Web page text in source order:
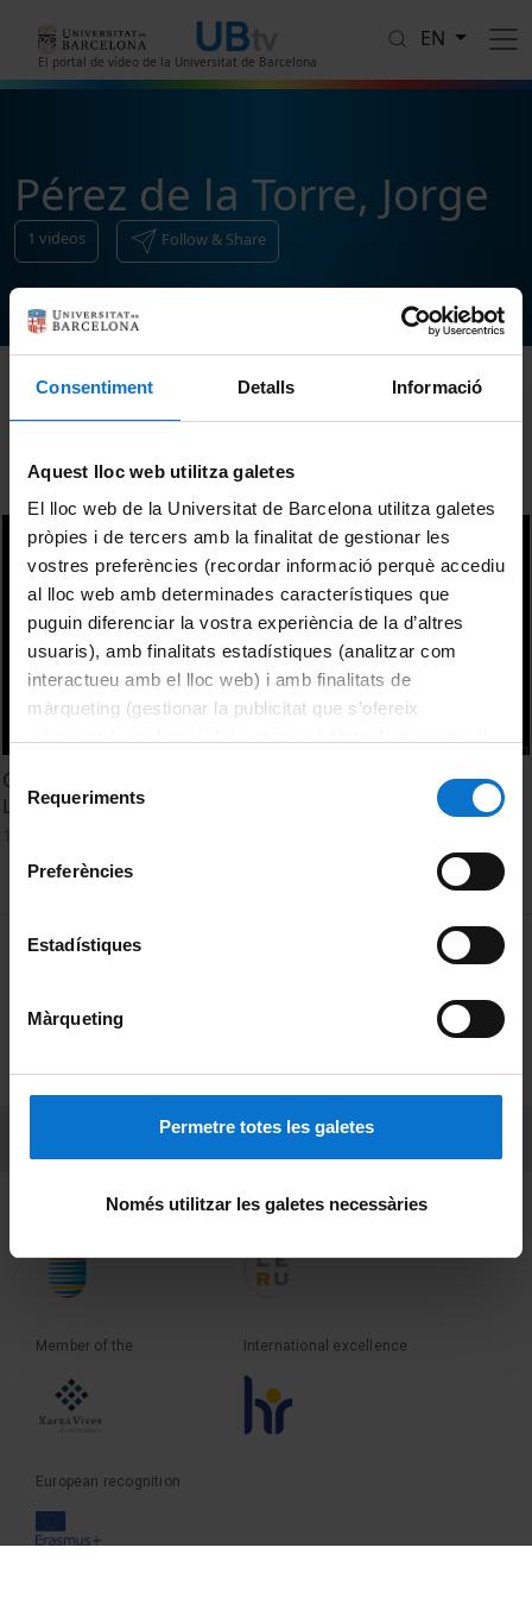
Consentiment Detalls Informació
Aquest lloc web utilitza galetes
El lloc web de la Universitat de Barcelona utilitza galetes
pròpies i de tercers amb la finalitat de gestionar les
vostres preferències (recordar informació perquè accediu
al lloc web amb determinades característiques que
puguin diferenciar la vostra experiència de la d’altres
usuaris), amb finalitats estadístiques (analitzar com
interactueu amb el lloc web) i amb finalitats de
màrqueting (gestionar la publicitat que s’ofereix
consultar laPolítica de galetes del lloc web de la
Selecció
Requeriments
Preferències
Estadístiques
Màrqueting
Permetre totes les galetes
Només utilitzar les galetes necessàries
El portal de vídeo de la Universitat de Barcelona
EN
Pérez de la Torre, Jorge
1 videos Follow & Share
Sort
Quan demanes un desig... Walt Disney in Catalan
Language
MENÚ PEU 1
Terms and privacy
Founder of the Member of the
Member of the International excellence
European recognition